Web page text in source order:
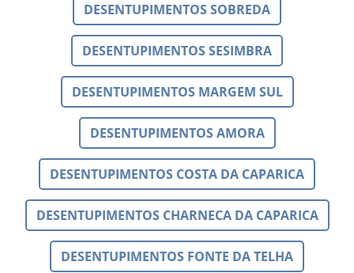
DESENTUPIMENTOS SOBREDA
DESENTUPIMENTOS SESIMBRA
DESENTUPIMENTOS MARGEM SUL
DESENTUPIMENTOS AMORA
DESENTUPIMENTOS COSTA DA CAPARICA
DESENTUPIMENTOS CHARNECA DA CAPARICA
DESENTUPIMENTOS FONTE DA TELHA